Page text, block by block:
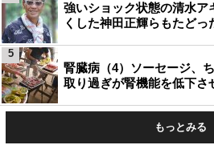
強いショック状態の清水
くした神田正輝らもたどっ
腎臓病（4）ソーセージ、
取り過ぎが腎機能を低下さ
5
もっとみる